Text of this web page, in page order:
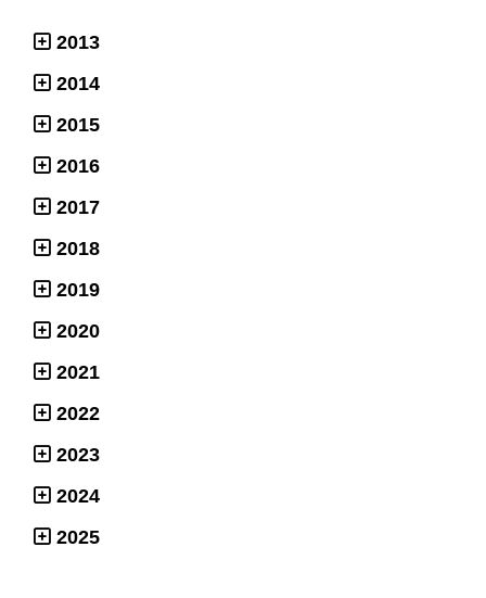
2013
2014
2015
2016
2017
2018
2019
2020
2021
2022
2023
2024
2025